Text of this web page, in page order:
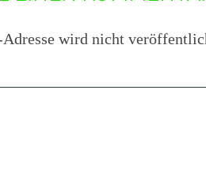
wird nicht